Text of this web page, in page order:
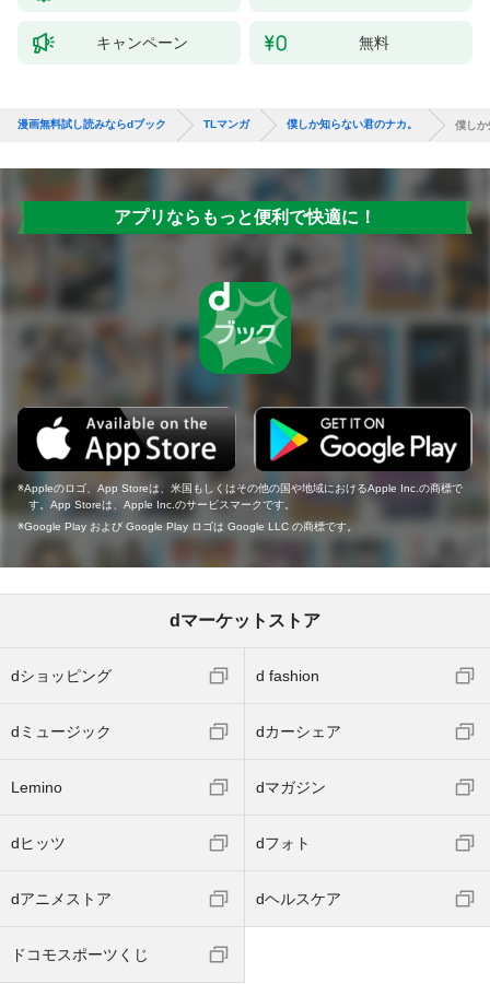
キャンペーン 無料
漫画無料試し読みならdブック TLマンガ 僕しか知らない君のナカ。 僕しか
アプリならもっと便利で快適に！
Appleのロゴ、App Storeは、米国もしくはその他の国や地域におけるApple Inc.の商標で
す。App Storeは、Apple Inc.のサービスマークです。
Google Play および Google Play ロゴは Google LLC の商標です。
dマーケットストア
dショッピング d fashion
dミュージック dカーシェア
Lemino dマガジン
dヒッツ dフォト
dアニメストア dヘルスケア
ドコモスポーツくじ